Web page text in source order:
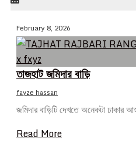
February 8, 2026
তাজহাট জমিদার বাড়ি
fayze hassan
জমিদার বাড়িটি দেখতে অনেকটা ঢাকার
Read More